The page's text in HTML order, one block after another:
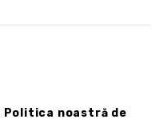
Politica noastră de